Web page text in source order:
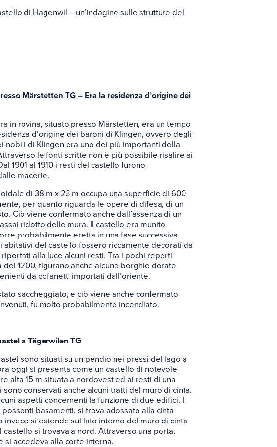
di Hagenwil – un’indagine sulle strutture del
Märstetten TG – Era la residenza d’origine dei
in rovina, situato presso Märstetten, era un tempo
d’origine dei baroni di Klingen, ovvero degli
nobili di Klingen era uno dei più importanti della
le fonti scritte non è più possibile risalire ai
1901 al 1910 i resti del castello furono
macerie.
di 38 m x 23 m occupa una superficie di 600
per quanto riguarda le opere di difesa, di un
Ciò viene confermato anche dall’assenza di un
ridotto delle mura. Il castello era munito
probabilmente eretta in una fase successiva.
abitativi del castello fossero riccamente decorati da
alla luce alcuni resti. Tra i pochi reperti
del 1200, figurano anche alcune borghie dorate
da cofanetti importati dall’oriente.
saccheggiato, e ciò viene anche confermato
fu molto probabilmente incendiato.
a Tägerwilen TG
sono situati su un pendio nei pressi del lago a
oggi si presenta come un castello di notevole
alta 15 m situata a nordovest ed ai resti di una
conservati anche alcuni tratti del muro di cinta.
aspetti concernenti la funzione di due edifici. Il
basamenti, si trova adossato alla cinta
invece si estende sul lato interno del muro di cinta
castello si trovava a nord. Attraverso una porta,
si accedeva alla corte interna.